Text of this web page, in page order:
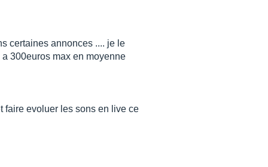
certaines annonces .... je le
300euros max en moyenne
faire evoluer les sons en live ce